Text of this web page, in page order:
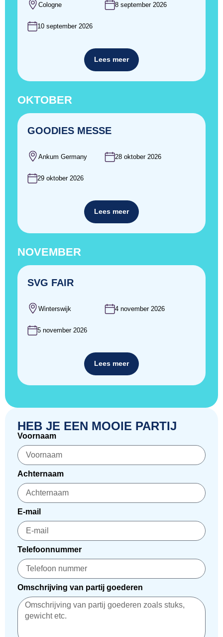
Cologne 8 september 2026
10 september 2026
Lees meer
OKTOBER
GOODIES MESSE
Ankum Germany 28 oktober 2026
29 oktober 2026
Lees meer
NOVEMBER
SVG FAIR
Winterswijk 4 november 2026
5 november 2026
Lees meer
HEB JE EEN MOOIE PARTIJ
Voornaam
Achternaam
E-mail
Telefoonnummer
Omschrijving van partij goederen